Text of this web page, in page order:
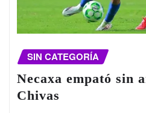
SIN CATEGORÍA
Necaxa empató sin
Chivas